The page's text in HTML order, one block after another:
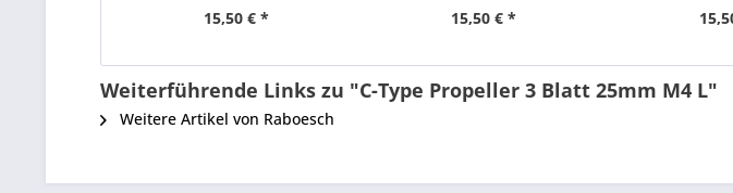
15,50 € * 15,50 € *
Weiterführende Links zu "C-Type Propeller 3 Blatt 25mm M4 L"
Weitere Artikel von Raboesch